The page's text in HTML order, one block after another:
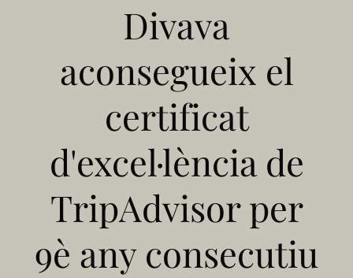
Divava
aconsegueix el
certificat
d'excel·lència de
TripAdvisor per
9è any consecutiu